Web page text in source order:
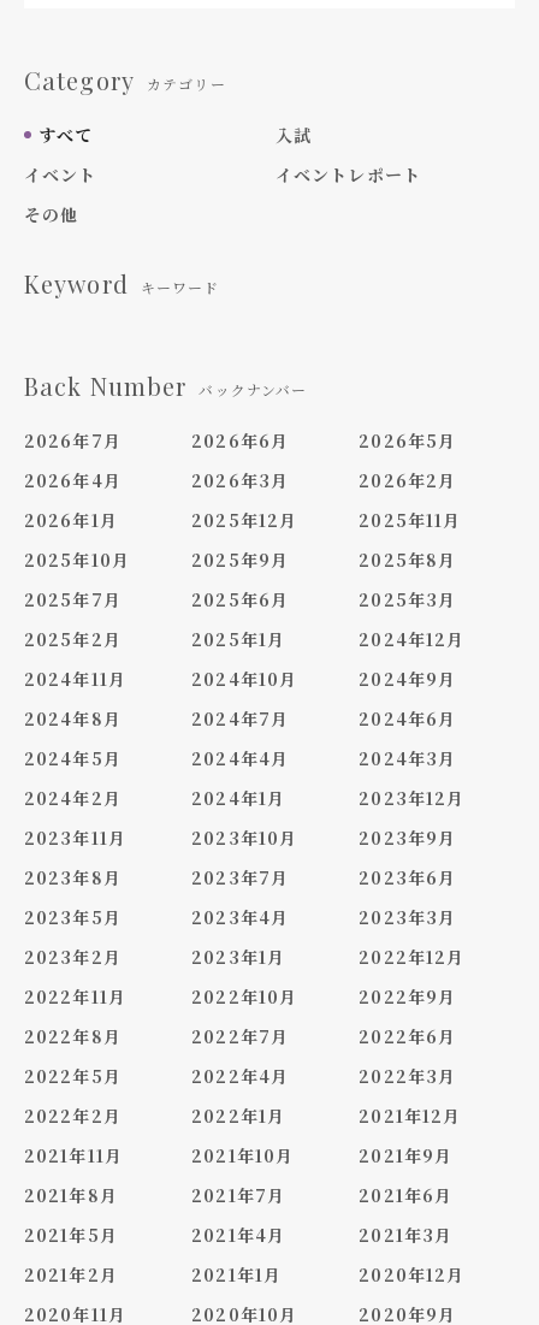
Category カテゴリー
すべて
入試
イベント
イベントレポート
その他
Keyword キーワード
Back Number バックナンバー
2026年7月 2026年6月
2026年5月
2026年4月
2026年3月
2026年2月
2026年1月
2025年12月
2025年11月
2025年10月
2025年9月
2025年8月
2025年7月
2025年6月
2025年3月
2025年2月
2025年1月
2024年12月
2024年11月
2024年10月
2024年9月
2024年8月
2024年7月
2024年6月
2024年5月
2024年4月
2024年3月
2024年2月
2024年1月
2023年12月
2023年11月
2023年10月
2023年9月
2023年8月
2023年7月
2023年6月
2023年5月
2023年4月
2023年3月
2023年2月
2023年1月
2022年12月
2022年11月
2022年10月
2022年9月
2022年8月
2022年7月
2022年6月
2022年5月
2022年4月
2022年3月
2022年2月
2022年1月
2021年12月
2021年11月
2021年10月
2021年9月
2021年8月
2021年7月
2021年6月
2021年5月
2021年4月
2021年3月
2021年2月
2021年1月
2020年12月
2020年11月
2020年10月 2020年9月